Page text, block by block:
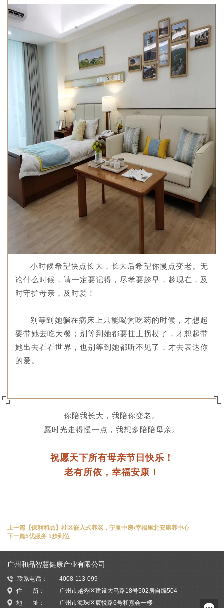
小时候希望快点长大，长大后希望你慢点变老。无
论什么时候，请一定要记得，尽孝要趁早，趁现在，及
时守护母亲，及时爱！
别等到她躺在病床上只能喝粥吃药的时候，才想起
要带她去吃大餐；别等到她都要拄上拐杖了，才想起带
她出去看看世界，也别等到她都听不见了，才去表达你
的爱。
你陪我长大，我陪你变老。
愿时光走得慢一点，我想多陪陪母亲。
祝愿天下所有母亲节日快乐！
老有所依，幸福安康！
上一篇 【保利和品】社区嵌入式养老，宁夏中房•幸福里北安康养中心
下一篇5优服务 1步到位
广州和品智慧健康产业有限公司
联系电话：
4008-113-099
住 所：
广州市越秀区建设大马路18号502房自编504
地 址：
广州市海珠区宸悦路6号和熹会一楼